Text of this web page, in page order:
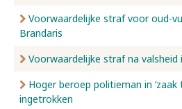
Voorwaardelijke straf voor oud-
Brandaris
Voorwaardelijke straf na valsheid
Hoger beroep politieman in ‘zaak
ingetrokken